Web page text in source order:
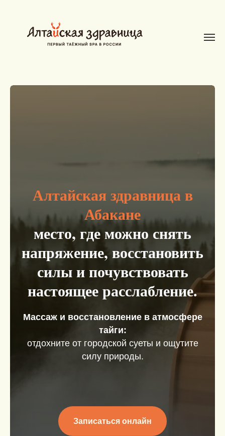
Алтайская здравница в
Абакане
место, где можно снять
напряжение, восстановить
силы и почувствовать
настоящее расслабление.
Массаж и восстановление в атмосфере
тайги:
отдохните от городской суеты и ощутите
силу природы.
Записаться онлайн